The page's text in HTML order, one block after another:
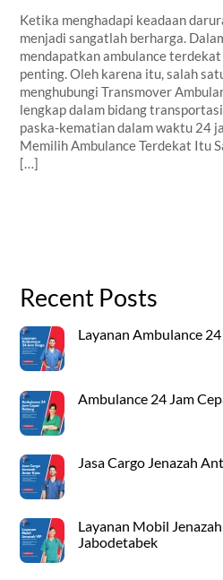
Ketika menghadapi keadaan
menjadi sangatlah berharga.
mendapatkan ambulance
penting. Oleh karena itu, salah
menghubungi Transmover
lengkap dalam bidang
paska-kematian dalam waktu 24
Memilih Ambulance Terdekat Itu
[…]
Recent Posts
Layanan Ambulance
Ambulance 24 Jam
Jasa Cargo Jenazah
Layanan Mobil
Jabodetabek